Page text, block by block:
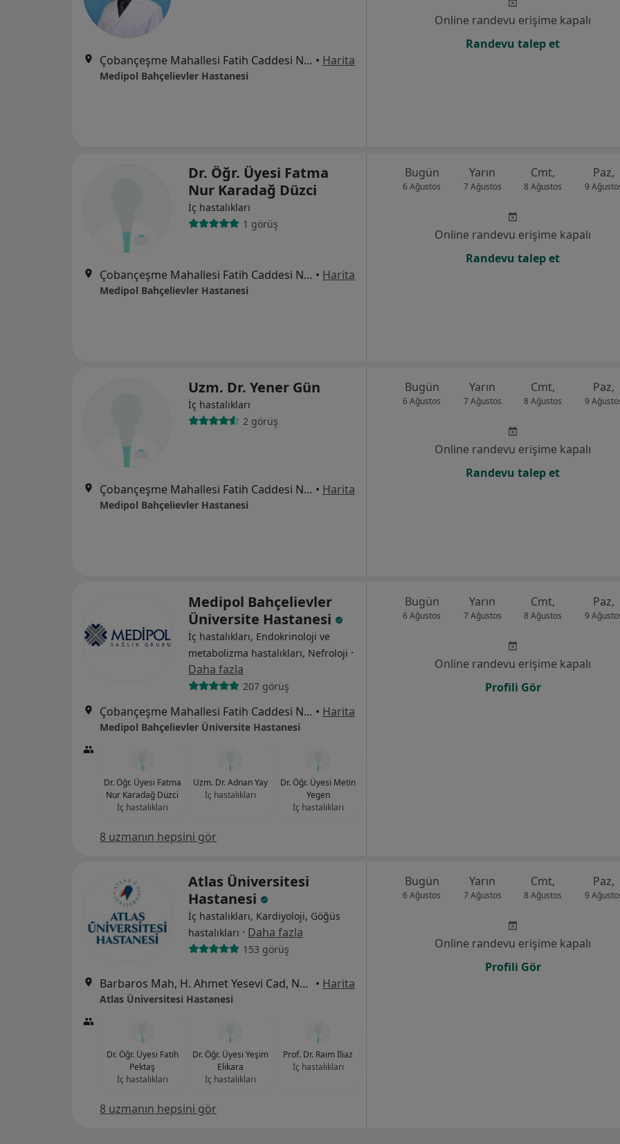
Çobançeşme Mahallesi Fatih Caddesi No:1/8, Bahçelievler • Harita
Medipol Bahçelievler Hastanesi
Online randevu erişime kapalı
Randevu talep et
Dr. Öğr. Üyesi Fatma
Nur Karadağ Düzci
İç hastalıkları
1 görüş
Çobançeşme Mahallesi Fatih Caddesi No:1/8, Bahçelievler • Harita
Medipol Bahçelievler Hastanesi
Bugün
6 Ağustos
Yarın
7 Ağustos
Cmt,
8 Ağustos
Paz,
9
Online randevu erişime kapalı
Randevu talep et
Uzm. Dr. Yener Gün
İç hastalıkları
2 görüş
Çobançeşme Mahallesi Fatih Caddesi No:1/8, Bahçelievler • Harita
Medipol Bahçelievler Hastanesi
Bugün
6 Ağustos
Yarın
7 Ağustos
Cmt,
8 Ağustos
Paz,
9
Online randevu erişime kapalı
Randevu talep et
Medipol Bahçelievler
Üniversite Hastanesi
İç hastalıkları, Endokrinoloji ve
metabolizma hastalıkları, Nefroloji ·
Daha fazla
207 görüş
Çobançeşme Mahallesi Fatih Caddesi No:1/8, Bahçelievler • Harita
Medipol Bahçelievler Üniversite Hastanesi
Dr. Öğr. Üyesi Fatma
Nur Karadağ Düzci
İç hastalıkları
Uzm. Dr. Adnan Yay
İç hastalıkları
Dr. Öğr. Üyesi Metin
Yegen
İç hastalıkları
8 uzmanın hepsini gör
Bugün
6 Ağustos
Yarın
7 Ağustos
Cmt,
8 Ağustos
Paz,
9
Online randevu erişime kapalı
Profili Gör
Atlas Üniversitesi
Hastanesi
İç hastalıkları, Kardiyoloji, Göğüs
hastalıkları · Daha fazla
153 görüş
Barbaros Mah, H. Ahmet Yesevi Cad, No: 149 Güneşli - Bağcılar / İstanbul, Bağcılar • Harita
Atlas Üniversitesi Hastanesi
Dr. Öğr. Üyesi Fatih
Pektaş
İç hastalıkları
Dr. Öğr. Üyesi Yeşim
Elikara
İç hastalıkları
Prof. Dr. Raim İliaz
İç hastalıkları
8 uzmanın hepsini gör
Bugün
6 Ağustos
Yarın
7 Ağustos
Cmt,
8 Ağustos
Paz,
9
Online randevu erişime kapalı
Profili Gör